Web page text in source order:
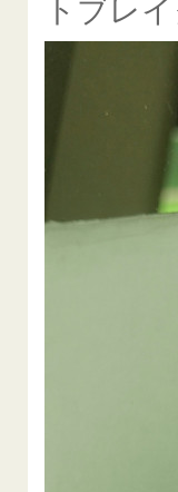
【プロ使用】フッ素系ガ
欧州車モールの白サビや
飛び石ひび割れでヒビ先